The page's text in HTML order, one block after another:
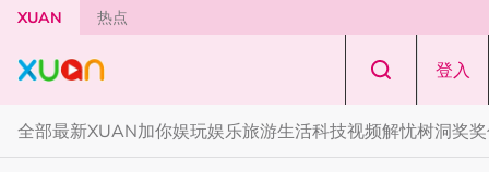
Skip to main content
XUAN 热点
登入
全部最新XUAN加你娱玩娱乐旅游生活科技视频解忧树洞奖